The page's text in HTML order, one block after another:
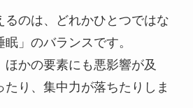
るのは、どれかひとつではな
」のバランスです。
ほかの要素にも悪影響が及
り、集中力が落ちたりしま